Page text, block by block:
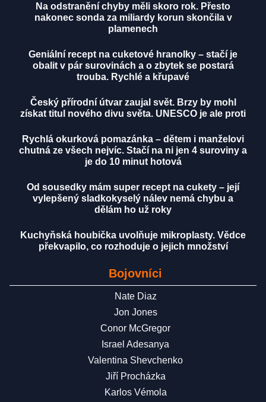
Na odstranění chyby měli skoro rok. Přesto
nakonec sonda za miliardy korun skončila v
plamenech
Geniální recept na cuketové hranolky – stačí je
obalit v pár surovinách a o zbytek se postará
trouba. Rychlé a křupavé
Český přírodní útvar zaujal svět. Brzy by mohl
získat titul nového divu světa. UNESCO je ale proti
Rychlá okurková pomazánka – dětem i manželovi
chutná ze všech nejvíc. Stačí na ni jen 4 suroviny a
je do 10 minut hotová
Od sousedky mám super recept na cukety – její
vylepšený sladkokyselý nálev nemá chybu a
dělám ho už roky
Kuchyňská houbička uvolňuje mikroplasty. Vědce
překvapilo, co rozhoduje o jejich množství
Bojovníci
Nate Diaz
Jon Jones
Conor McGregor
Israel Adesanya
Valentina Shevchenko
Jiří Procházka
Karlos Vémola